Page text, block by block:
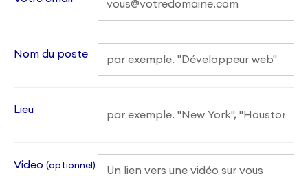
Nom du poste
Lieu
Video (optionnel)